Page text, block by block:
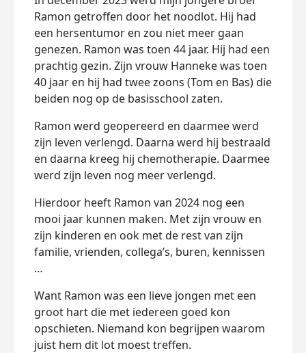
Ramon getroffen door het noodlot. Hij had
een hersentumor en zou niet meer gaan
genezen. Ramon was toen 44 jaar. Hij had een
prachtig gezin. Zijn vrouw Hanneke was toen
40 jaar en hij had twee zoons (Tom en Bas) die
beiden nog op de basisschool zaten.
Ramon werd geopereerd en daarmee werd
zijn leven verlengd. Daarna werd hij bestraald
en daarna kreeg hij chemotherapie. Daarmee
werd zijn leven nog meer verlengd.
Hierdoor heeft Ramon van 2024 nog een
mooi jaar kunnen maken. Met zijn vrouw en
zijn kinderen en ook met de rest van zijn
familie, vrienden, collega’s, buren, kennissen
…
Want Ramon was een lieve jongen met een
groot hart die met iedereen goed kon
opschieten. Niemand kon begrijpen waarom
juist hem dit lot moest treffen.